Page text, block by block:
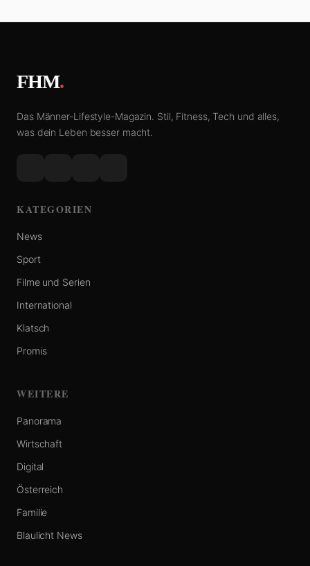
FHM.
Das Männer-Lifestyle-Magazin. Stil, Fitness, Tech und alles,
was dein Leben besser macht.
KATEGORIEN
News
Sport
Filme und Serien
International
Klatsch
Promis
WEITERE
Panorama
Wirtschaft
Digital
Österreich
Familie
Blaulicht News